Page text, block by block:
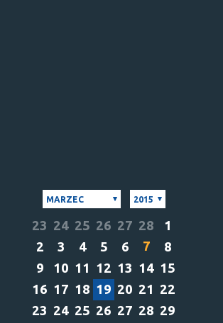
MARZEC 2015
23 24 25 26 27 28
1
2
3 4 5 6 7
8
9
10 11 12 13 14 15
16 17 18 19 20 21 22
23 24 25 26 27 28 29